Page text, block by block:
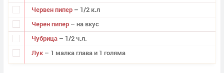
Червен пипер – 1/2 к.л
Черен пипер – на вкус
Чубрица – 1/2 ч.л.
Лук – 1 малка глава и 1 голяма